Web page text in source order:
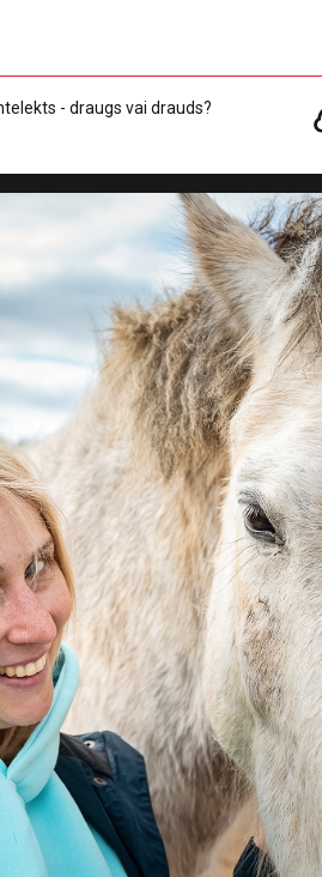
- draugs vai drauds?